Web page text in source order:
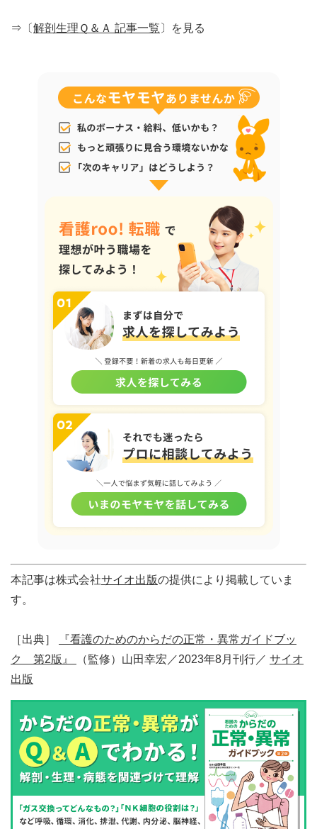
⇒〔解剖生理Ｑ＆Ａ 記事一覧 〕を見る
本記事は株式会社サイオ出版の提供により掲載していま
す。
［出典］
『看護のためのからだの正常・異常ガイドブッ
ク 第2版』
（監修）山田幸宏／2023年8月刊行／ サイオ
出版